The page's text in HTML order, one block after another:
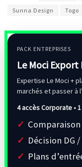
Sunna Design
Togo
PACK ENTREPRISES
Le Moci Export
Expertise Le Moci +
marchés et passer à
4 accès Corporate •
Décision DG
Plans